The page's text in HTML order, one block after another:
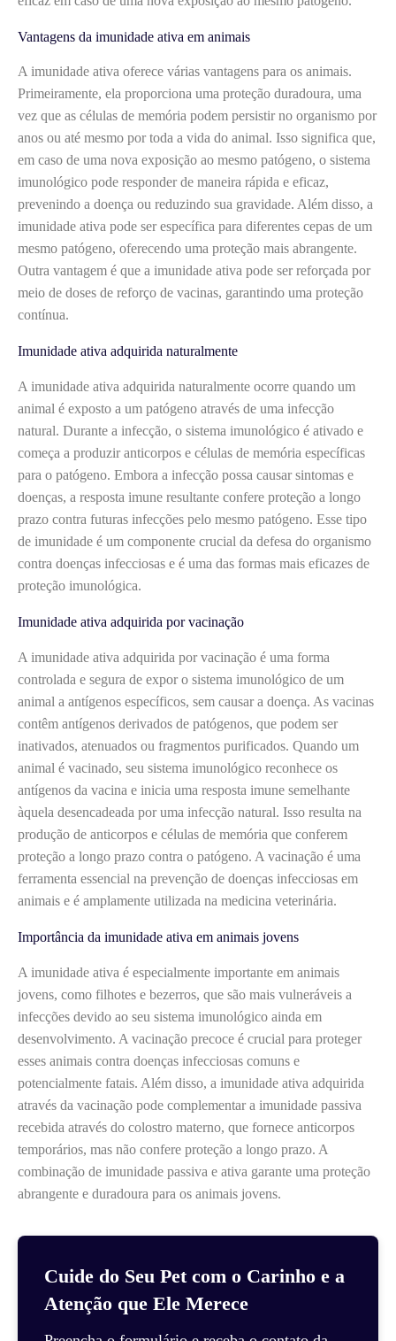
Vantagens da imunidade ativa em animais
A imunidade ativa oferece várias vantagens para os animais.
Primeiramente, ela proporciona uma proteção duradoura, uma
vez que as células de memória podem persistir no organismo por
anos ou até mesmo por toda a vida do animal. Isso significa que,
em caso de uma nova exposição ao mesmo patógeno, o sistema
imunológico pode responder de maneira rápida e eficaz,
prevenindo a doença ou reduzindo sua gravidade. Além disso, a
imunidade ativa pode ser específica para diferentes cepas de um
mesmo patógeno, oferecendo uma proteção mais abrangente.
Outra vantagem é que a imunidade ativa pode ser reforçada por
meio de doses de reforço de vacinas, garantindo uma proteção
contínua.
Imunidade ativa adquirida naturalmente
A imunidade ativa adquirida naturalmente ocorre quando um
animal é exposto a um patógeno através de uma infecção
natural. Durante a infecção, o sistema imunológico é ativado e
começa a produzir anticorpos e células de memória específicas
para o patógeno. Embora a infecção possa causar sintomas e
doenças, a resposta imune resultante confere proteção a longo
prazo contra futuras infecções pelo mesmo patógeno. Esse tipo
de imunidade é um componente crucial da defesa do organismo
contra doenças infecciosas e é uma das formas mais eficazes de
proteção imunológica.
Imunidade ativa adquirida por vacinação
A imunidade ativa adquirida por vacinação é uma forma
controlada e segura de expor o sistema imunológico de um
animal a antígenos específicos, sem causar a doença. As vacinas
contêm antígenos derivados de patógenos, que podem ser
inativados, atenuados ou fragmentos purificados. Quando um
animal é vacinado, seu sistema imunológico reconhece os
antígenos da vacina e inicia uma resposta imune semelhante
àquela desencadeada por uma infecção natural. Isso resulta na
produção de anticorpos e células de memória que conferem
proteção a longo prazo contra o patógeno. A vacinação é uma
ferramenta essencial na prevenção de doenças infecciosas em
animais e é amplamente utilizada na medicina veterinária.
Importância da imunidade ativa em animais jovens
A imunidade ativa é especialmente importante em animais
jovens, como filhotes e bezerros, que são mais vulneráveis a
infecções devido ao seu sistema imunológico ainda em
desenvolvimento. A vacinação precoce é crucial para proteger
esses animais contra doenças infecciosas comuns e
potencialmente fatais. Além disso, a imunidade ativa adquirida
através da vacinação pode complementar a imunidade passiva
recebida através do colostro materno, que fornece anticorpos
temporários, mas não confere proteção a longo prazo. A
combinação de imunidade passiva e ativa garante uma proteção
abrangente e duradoura para os animais jovens.
Cuide do Seu Pet com o Carinho e a
Atenção que Ele Merece